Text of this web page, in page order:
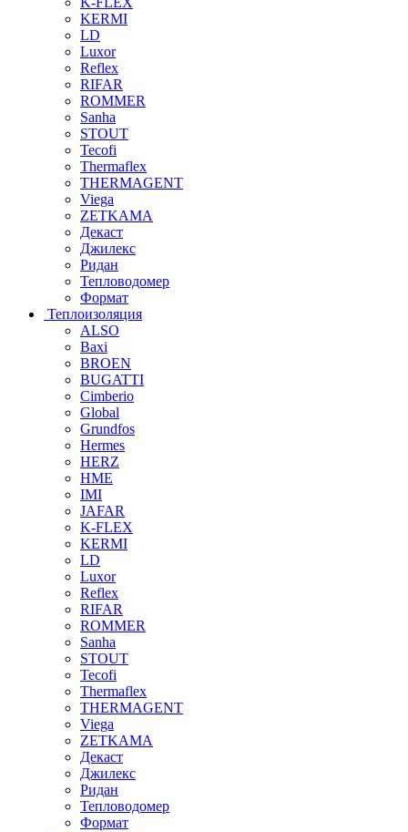
KERMI
LD
Luxor
Reflex
RIFAR
ROMMER
Sanha
STOUT
Tecofi
Thermaflex
THERMAGENT
Viega
ZETKAMA
Декаст
Джилекс
Ридан
Тепловодомер
Формат
Теплоизоляция
ALSO
Baxi
BROEN
BUGATTI
Cimberio
Global
Grundfos
Hermes
HERZ
HME
IMI
JAFAR
K-FLEX
KERMI
LD
Luxor
Reflex
RIFAR
ROMMER
Sanha
STOUT
Tecofi
Thermaflex
THERMAGENT
Viega
ZETKAMA
Декаст
Джилекс
Ридан
Тепловодомер
Формат